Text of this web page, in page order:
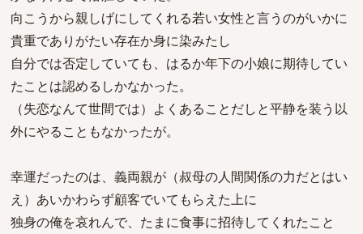
向こうから親しげにしてくれる若い女性と言うのがいかに
貴重でありがたい存在か身に染みたし
自分では否定していても、はるか年下の小娘に期待してい
たことは認めるしかなかった。
（失恋なんて世間では）よくあることだしと平静を装う以
外にやることもなかったが。
幸運だったのは、義両親が（叔母の人間関係の力だとはい
え）あいかわらず顧客でいてもらえた上に
独身の俺を哀れんで、たまに食事に招待してくれたこと